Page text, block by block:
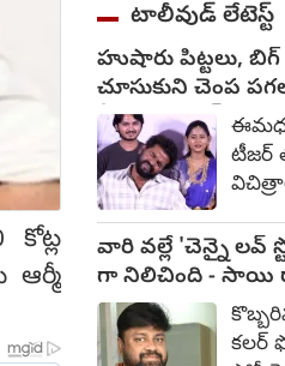
ఆర్మీ
టాలీవుడ్ లేటెస్ట్
హుషారు పిట్టలు,
చూసుకుని చెంప
వీడియో వైరల్
టీజర్
నేను
వారి వల్లే 'చెన్నై లవ్
గా నిలిచింది
కలర్